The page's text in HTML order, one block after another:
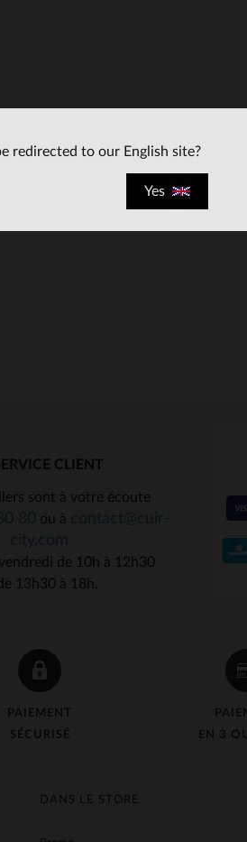
PAIEMENT
SÉCURISÉ
EN 3
CLIENT
sont à votre écoute
ou à
de 10h à 12h30
13h30 à 18h.
DANS LE STORE
redirected to our English site?
Yes